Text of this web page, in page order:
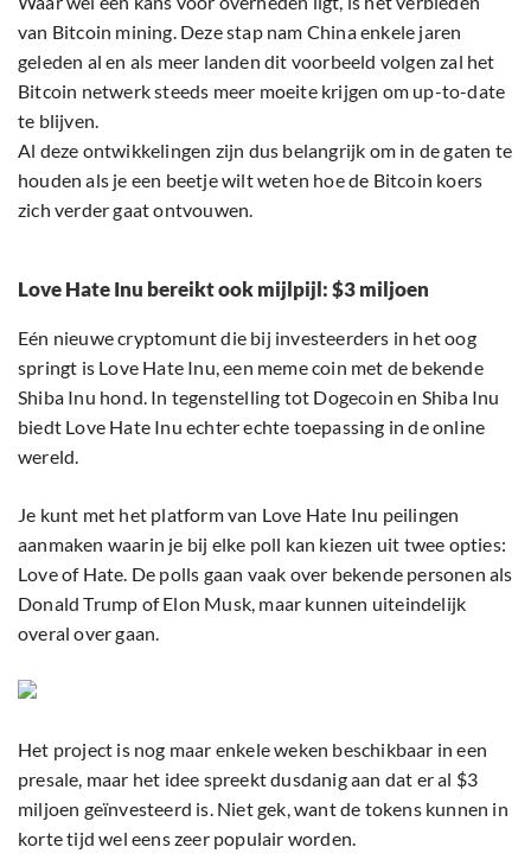
van Bitcoin mining. Deze stap nam China enkele jaren
geleden al en als meer landen dit voorbeeld volgen zal het
Bitcoin netwerk steeds meer moeite krijgen om up-to-date
te blijven.
Al deze ontwikkelingen zijn dus belangrijk om in de gaten te
houden als je een beetje wilt weten hoe de Bitcoin koers
zich verder gaat ontvouwen.
Love Hate Inu bereikt ook mijlpijl: $3 miljoen
Eén nieuwe cryptomunt die bij investeerders in het oog
springt is Love Hate Inu, een meme coin met de bekende
Shiba Inu hond. In tegenstelling tot Dogecoin en Shiba Inu
biedt Love Hate Inu echter echte toepassing in de online
wereld.
Je kunt met het platform van Love Hate Inu peilingen
aanmaken waarin je bij elke poll kan kiezen uit twee opties:
Love of Hate. De polls gaan vaak over bekende personen als
Donald Trump of Elon Musk, maar kunnen uiteindelijk
overal over gaan.
Het project is nog maar enkele weken beschikbaar in een
presale, maar het idee spreekt dusdanig aan dat er al $3
miljoen geïnvesteerd is. Niet gek, want de tokens kunnen in
korte tijd wel eens zeer populair worden.